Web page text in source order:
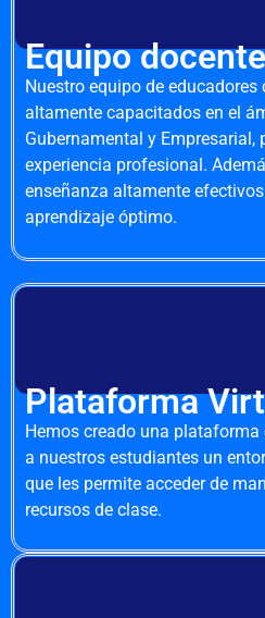
Equipo docente
Nuestro equipo de
altamente capacitados en el
Gubernamental y Empresarial,
experiencia profesional.
enseñanza altamente
aprendizaje óptimo.
Plataforma
Hemos creado una
a nuestros estudiantes un
que les permite acceder de
recursos de clase.